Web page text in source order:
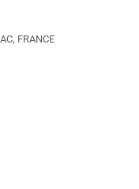
FRANCE